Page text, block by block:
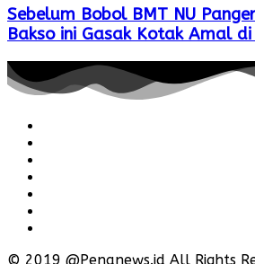
Sebelum Bobol BMT NU
Bakso ini Gasak Kotak Amal
© 2019 @Penanews.id All Rights